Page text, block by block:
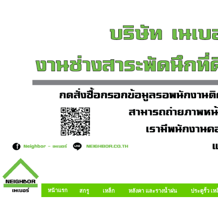
หน้าแรก สกรู เหล็ก หลังคา และรางน้ำฝน ประตูรั้ว เ